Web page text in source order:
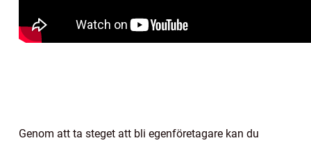
Genom att ta steget att bli egenföretagare kan du